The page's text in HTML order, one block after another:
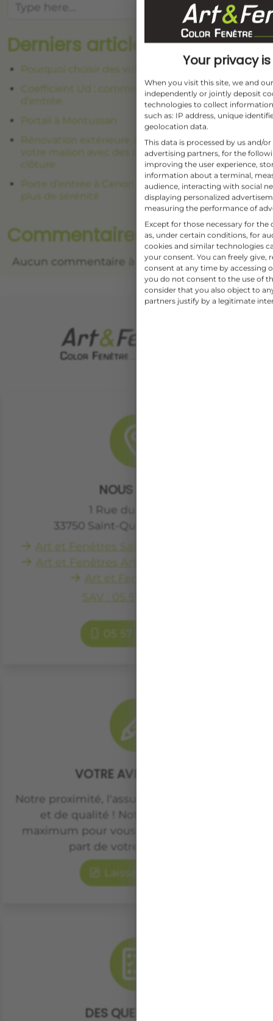
Derniers articles
Pourquoi choisir des volets battants précadres ?
Coefficient Ud : comment choisir une porte
d’entrée
Portail à Montussan
Rénovation extérieure à Lormont : harmonisez
votre maison avec des portes-fenêtres, volets et
clôture
Porte d’entrée à Cenon : partez en vacances avec
plus de sérénité
Commentaires récents
Aucun commentaire à afficher.
NOUS SITUER
1 Rue du Génébra
33750 Saint-Quentin-de-Baron
Art et Fenêtres Saint-Quentin-de-Baron
Art et Fenêtres Artigues-Près-Bordeaux
Art et Fenêtres Créon
SAV : 05 57 79 04 98
05 57 84 02 02
VOTRE AVIS COMPTE
Notre proximité, l'assurance de projets suivis
et de qualité ! Notre équipe fait son
maximum pour vous satisfaire, faites nous
part de votre expérience.
Laisser un avis
DES QUESTIONS ?
Your privacy
When you visit this site, we and
independently or jointly deposit
technologies to collect
such as: IP address, unique
geolocation data.
This data is processed by us and/
advertising partners, for the
improving the user experience,
information about a terminal,
audience, interacting with social
displaying personalized
measuring the performance of
Except for those necessary for the
as, under certain conditions, for
cookies and similar technologies
your consent. You can freely give,
consent at any time by accessing
you do not consent to the use of
consider that you also object to
partners justify by a legitimate